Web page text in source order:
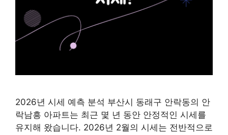
2026년 시세 예측 분석 부산시 동래구 안락동의 안
락남흥 아파트는 최근 몇 년 동안 안정적인 시세를
유지해 왔습니다. 2026년 2월의 시세는 전반적으로